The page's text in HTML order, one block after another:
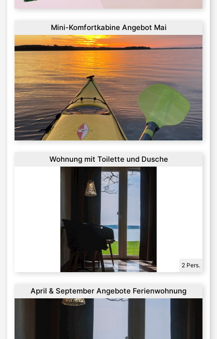
Mini-Komfortkabine Angebot Mai
Wohnung mit Toilette und Dusche
2 Pers.
April & September Angebote Ferienwohnung